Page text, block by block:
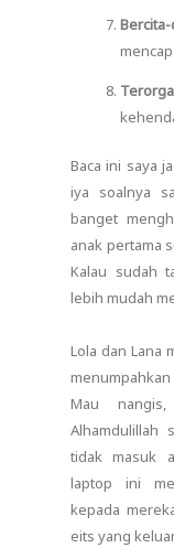
Baca ini saya
iya soalnya
banget
anak pertama
Kalau sudah
lebih mudah
Lola dan Lana
Mau
Alhamdulillah
tidak masuk
laptop ini
kepada
eits yang